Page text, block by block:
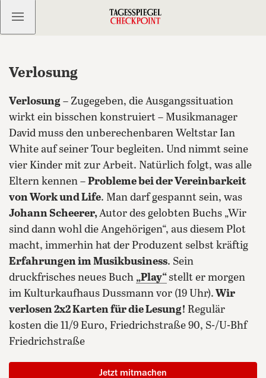
Kostenlos anmelden
Verlosung
Verlosung – Zugegeben, die Ausgangssituation
wirkt ein bisschen konstruiert – Musikmanager
David muss den unberechenbaren Weltstar Ian
White auf seiner Tour begleiten. Und nimmt seine
vier Kinder mit zur Arbeit. Natürlich folgt, was alle
Eltern kennen – Probleme bei der Vereinbarkeit
von Work und Life. Man darf gespannt sein, was
Johann Scheerer,Autor des gelobten Buchs „Wir
sind dann wohl die Angehörigen“, aus diesem Plot
macht, immerhin hat der Produzent selbst kräftig
Erfahrungen im Musikbusiness. Sein
druckfrisches neues Buch „Play“stellt er morgen
im Kulturkaufhaus Dussmann vor (19 Uhr). Wir
verlosen 2x2 Karten für die Lesung! Regulär
kosten die 11/9 Euro, Friedrichstraße 90, S-/U-Bhf
Friedrichstraße
Jetzt mitmachen